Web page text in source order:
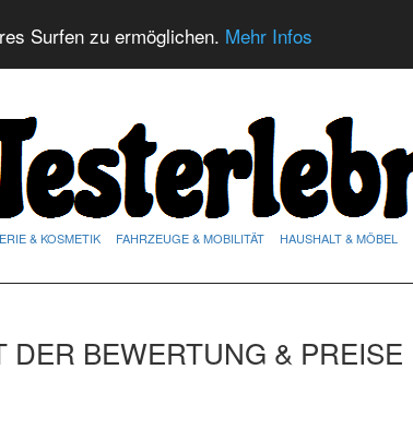
Surfen zu ermöglichen. Mehr Infos
& KOSMETIK FAHRZEUGE & MOBILITÄT HAUSHALT & MÖBEL
BEWERTUNG & PREISE